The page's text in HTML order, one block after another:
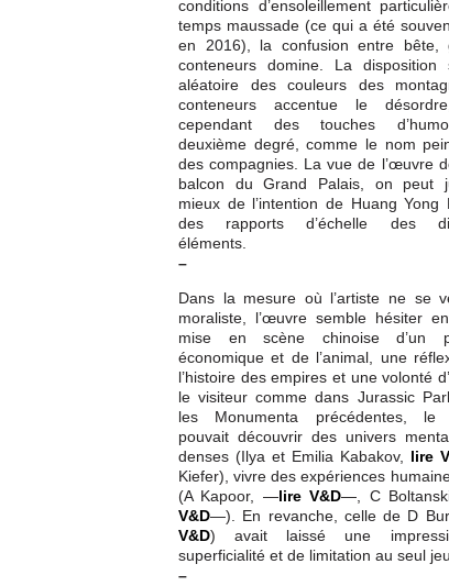
conditions d’ensoleillement
temps maussade (ce qui a été
en 2016), la confusion entre bête,
conteneurs domine. La disposition
aléatoire des couleurs des
conteneurs accentue le
cependant des touches
deuxième degré, comme le nom
des compagnies. La vue de l’œuvre
balcon du Grand Palais, on peut
mieux de l’intention de Huang Yong
des rapports d’échelle des
éléments.
–
Dans la mesure où l’artiste ne se
moraliste, l’œuvre semble hésiter
mise en scène chinoise d’un
économique et de l’animal, une
l’histoire des empires et une volonté
le visiteur comme dans Jurassic
les Monumenta précédentes, le
pouvait découvrir des univers
denses (Ilya et Emilia Kabakov, lire
Kiefer), vivre des expériences
(A Kapoor, —lire V&D—, C
V&D—). En revanche, celle de D
V&D) avait laissé une
superficialité et de limitation au seul
–